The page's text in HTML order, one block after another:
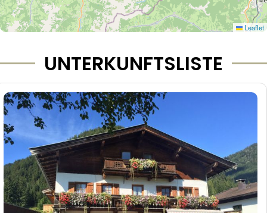
Leaflet
UNTERKUNFTSLISTE